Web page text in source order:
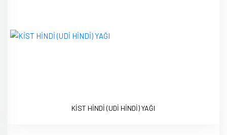
KİST HİNDİ (UDİ HİNDİ) YAĞI